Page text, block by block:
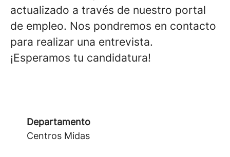
actualizado a través de nuestro portal
de empleo. Nos pondremos en contacto
para realizar una entrevista.
¡Esperamos tu candidatura!
Departamento
Centros Midas